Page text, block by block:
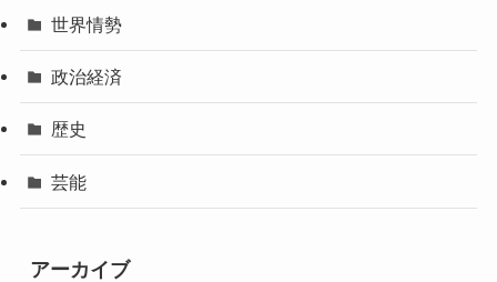
世界情勢
政治経済
歴史
芸能
アーカイブ